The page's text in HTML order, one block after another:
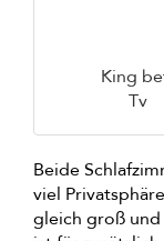
King
Tv
Beide
viel
gleich groß und